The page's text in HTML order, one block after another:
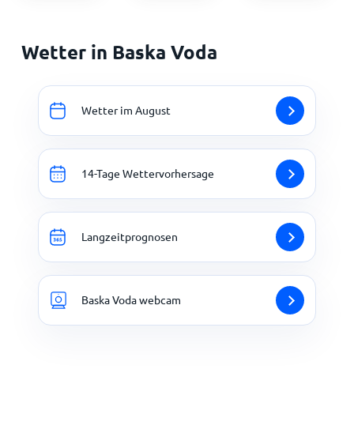
Wetter in Baska Voda
Wetter im August
14-Tage Wettervorhersage
Langzeitprognosen
Baska Voda webcam